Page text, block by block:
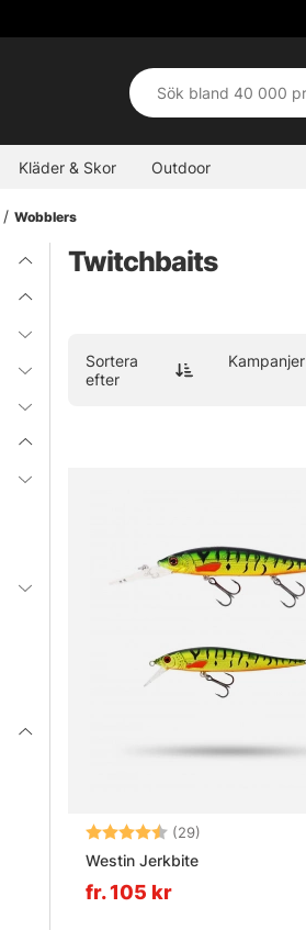
Kläder & Skor Outdoor
Wobblers
Twitchbaits
Sortera
efter
Kampanjer
Betyg: (29)
Westin Jerkbite
fr. 105 kr